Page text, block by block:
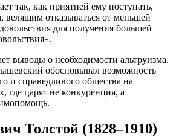
так, как приятней ему поступать,
велящим отказываться от меньшей
для получения большей
выводы о необходимости альтруизма.
обосновывал возможность
и справедливого общества на
где царят не конкуренция, а
Толстой (1828–1910)